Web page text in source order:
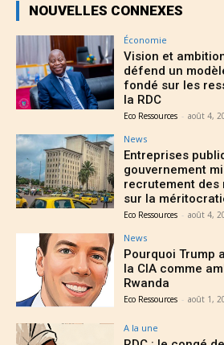
NOUVELLES CONNEXES
Économie
Vision et
défend un
fondé sur les
la RDC
Eco Ressources - août 4,
News
Entreprises
gouvernement
recrutement des
sur la
Eco Ressources - août 4,
News
Pourquoi Trump
la CIA comme
Rwanda
Eco Ressources - août 1,
A la une